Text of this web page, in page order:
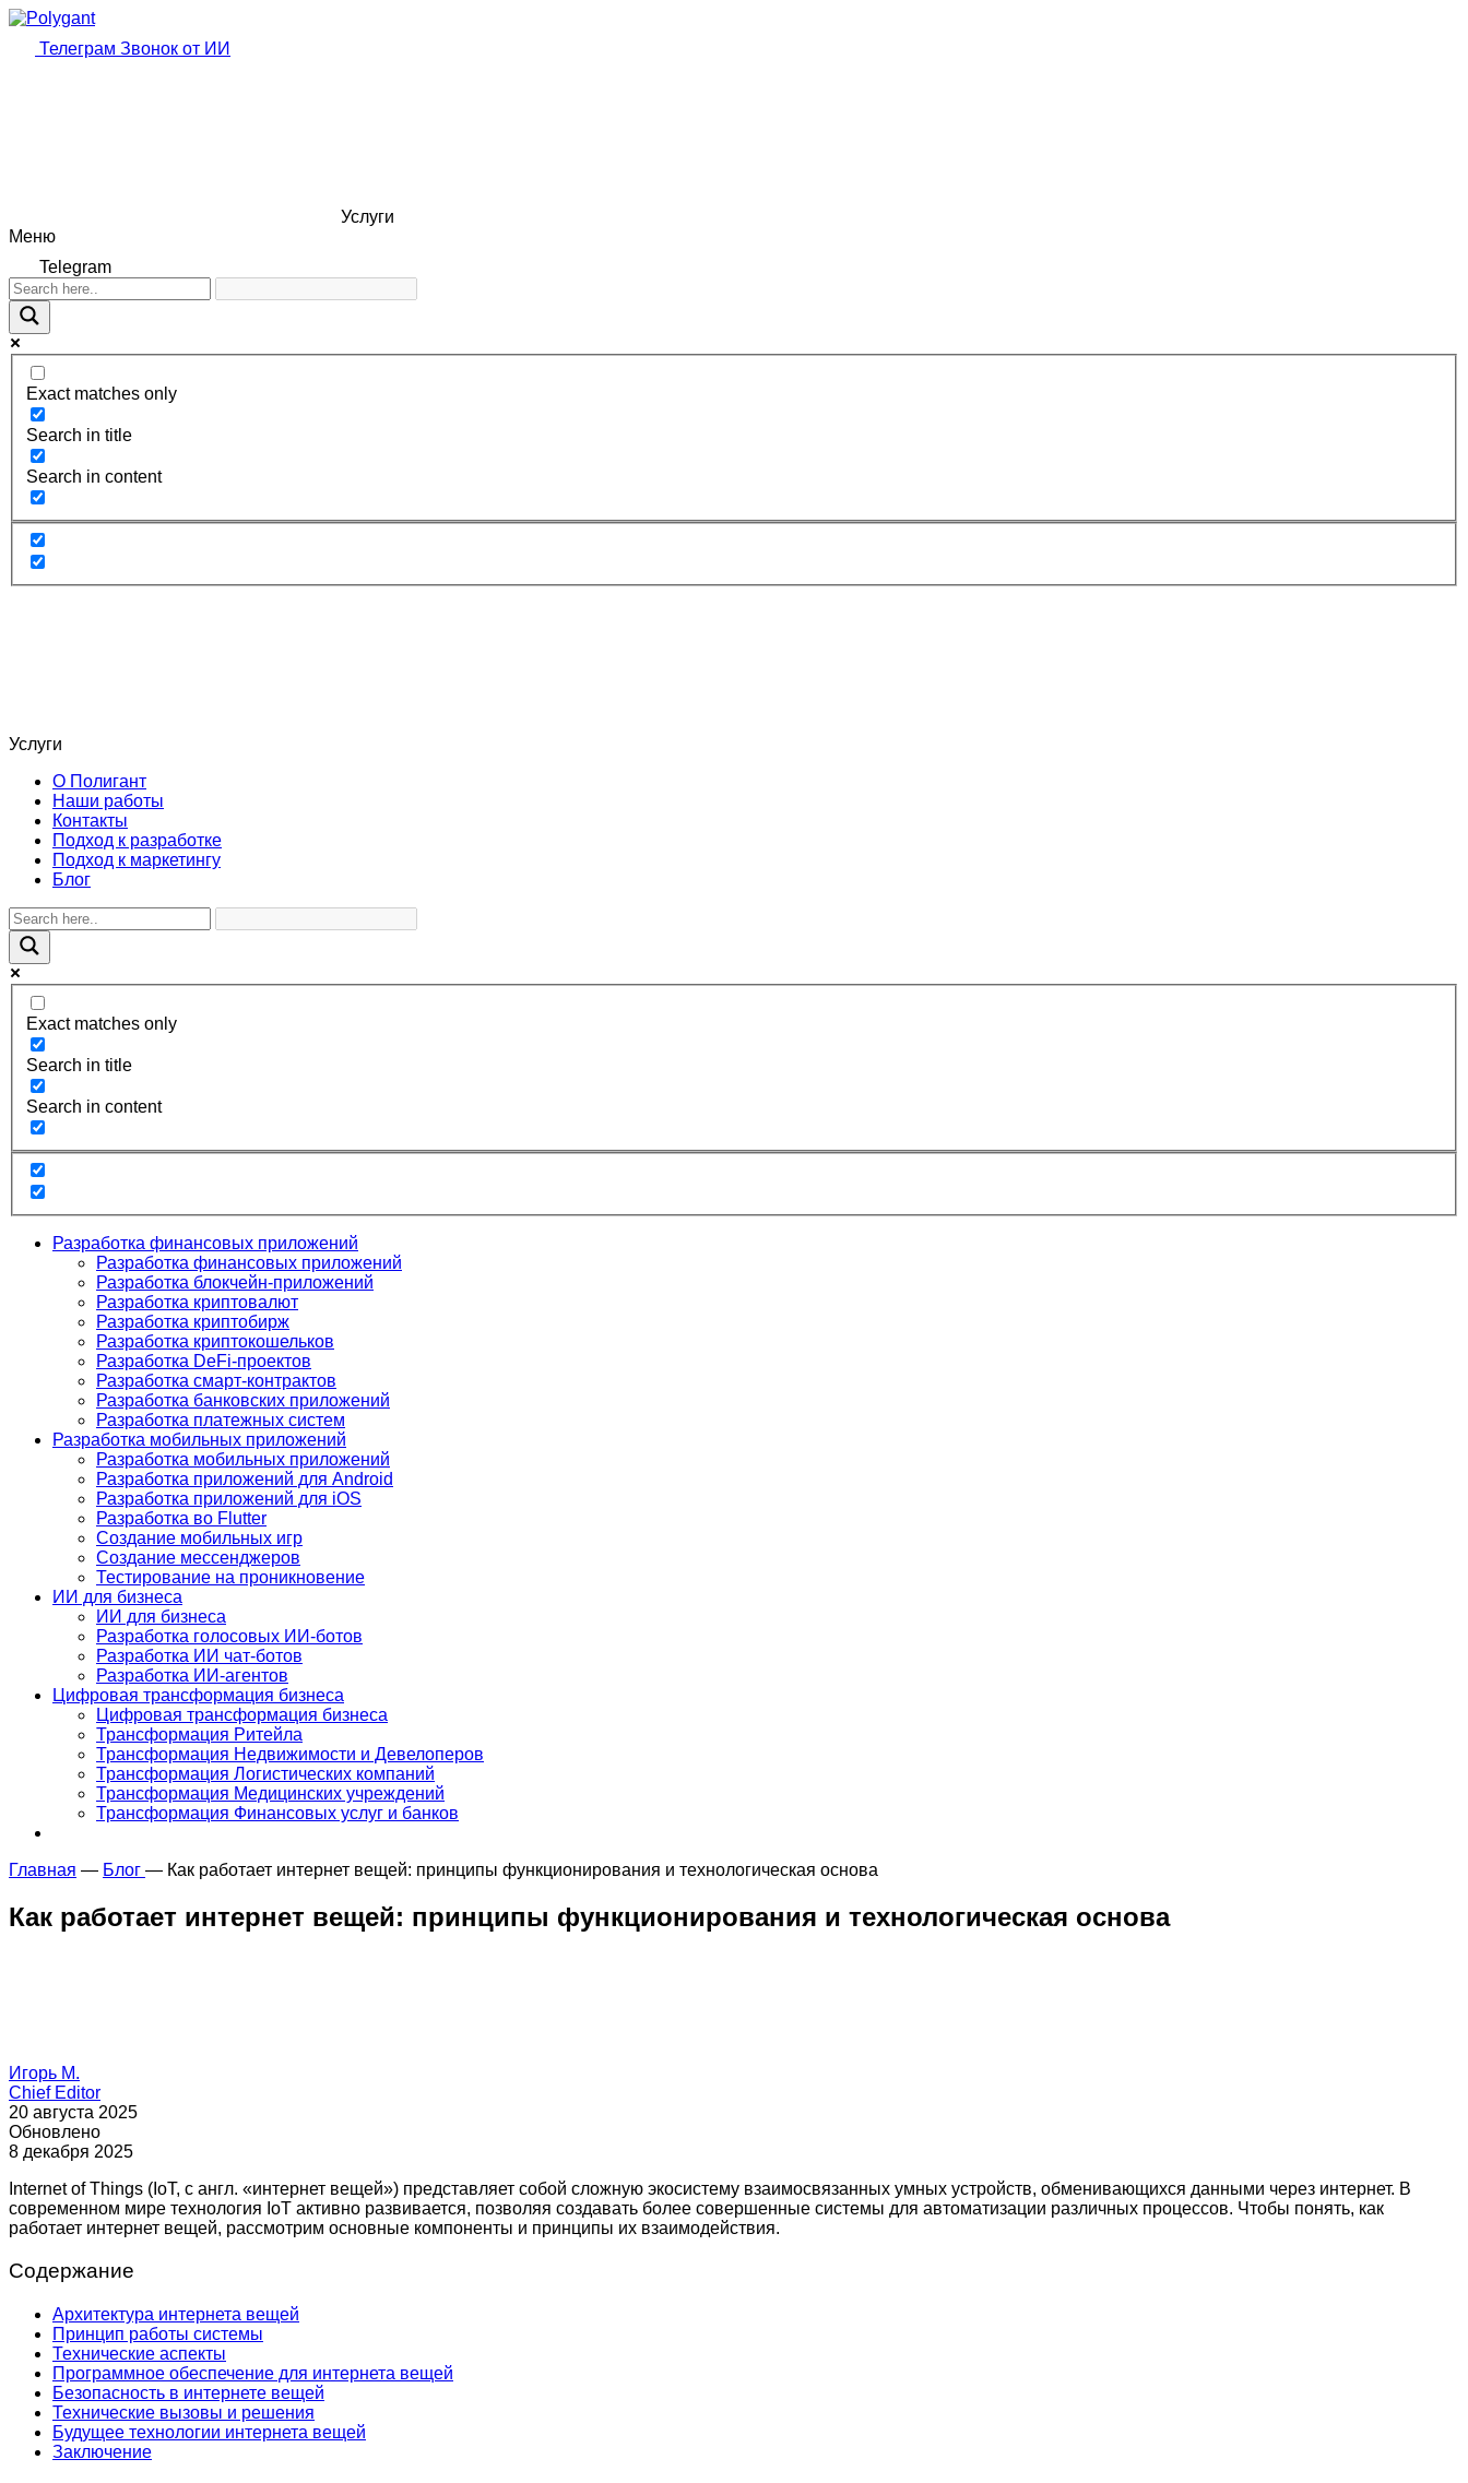
Телеграм Звонок от ИИ
Услуги
Меню
Telegram
Exact matches only
Search in title
Search in content
Услуги
О Полигант
Наши работы
Контакты
Подход к разработке
Подход к маркетингу
Блог
Exact matches only
Search in title
Search in content
Разработка финансовых приложений
Разработка финансовых приложений
Разработка блокчейн-приложений
Разработка криптовалют
Разработка криптобирж
Разработка криптокошельков
Разработка DeFi-проектов
Разработка смарт-контрактов
Разработка банковских приложений
Разработка платежных систем
Разработка мобильных приложений
Разработка мобильных приложений
Разработка приложений для Android
Разработка приложений для iOS
Разработка во Flutter
Создание мобильных игр
Создание мессенджеров
Тестирование на проникновение
ИИ для бизнеса
ИИ для бизнеса
Разработка голосовых ИИ-ботов
Разработка ИИ чат-ботов
Разработка ИИ-агентов
Цифровая трансформация бизнеса
Цифровая трансформация бизнеса
Трансформация Ритейла
Трансформация Недвижимости и Девелоперов
Трансформация Логистических компаний
Трансформация Медицинских учреждений
Трансформация Финансовых услуг и банков
Главная — Блог — Как работает интернет вещей: принципы функционирования и технологическая основа
Как работает интернет вещей: принципы функционирования и технологическая основа
Игорь М.
Chief Editor
20 августа 2025
Обновлено
8 декабря 2025
Internet of Things (IoT, с англ. «интернет вещей») представляет собой сложную экосистему взаимосвязанных умных устройств, обменивающихся данными через интернет. В
современном мире технология IoT активно развивается, позволяя создавать более совершенные системы для автоматизации различных процессов. Чтобы понять, как
работает интернет вещей, рассмотрим основные компоненты и принципы их взаимодействия.
Содержание
Архитектура интернета вещей
Принцип работы системы
Технические аспекты
Программное обеспечение для интернета вещей
Безопасность в интернете вещей
Технические вызовы и решения
Будущее технологии интернета вещей
Заключение